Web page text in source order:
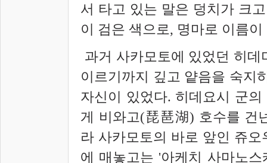
서 타고 있는 말은 덩치가 크
이 검은 색으로, 명마로 이름이
과거 사카모토에 있었던 히
이르기까지 깊고 얕음을 숙지
자신이 있었다. 히데요시 군
게 비와고(琵琶湖) 호수를 건
라 사카모토의 바로 앞인 쥬
에 매놓고는 '아케치 사마노